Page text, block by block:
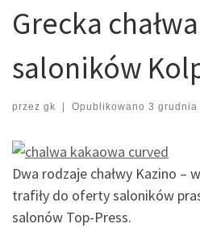
Grecka
saloników
przez gk | Opublikowano 3 grudnia
Dwa rodzaje chałwy Kazino –
trafiły do oferty saloników
salonów Top-Press.